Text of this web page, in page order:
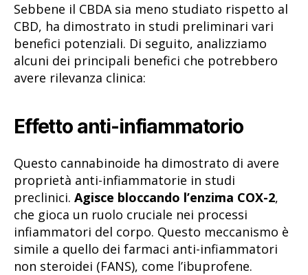
Sebbene il CBDA sia meno studiato rispetto al
CBD, ha dimostrato in studi preliminari vari
benefici potenziali. Di seguito, analizziamo
alcuni dei principali benefici che potrebbero
avere rilevanza clinica:
Effetto anti-infiammatorio
Questo cannabinoide ha dimostrato di avere
proprietà anti-infiammatorie in studi
preclinici. Agisce bloccando l’enzima COX-2,
che gioca un ruolo cruciale nei processi
infiammatori del corpo. Questo meccanismo è
simile a quello dei farmaci anti-infiammatori
non steroidei (FANS), come l’ibuprofene.